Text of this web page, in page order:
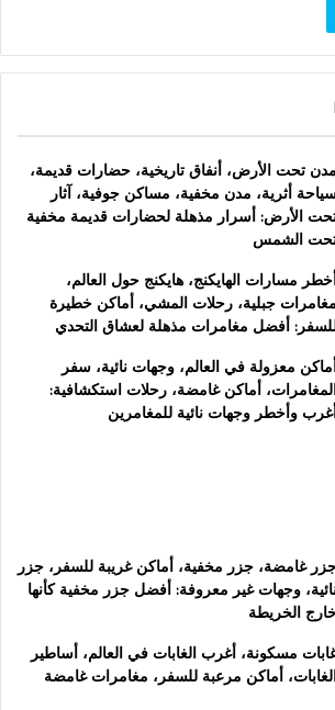
مدن تحت الأرض، أنفاق تاريخية، حضارات قديمة،
أثرية، مدن مخفية، مساكن جوفية، آثار
الأرض: أسرار مذهلة لحضارات قديمة مخفية
الشمس
مسارات الهايكنج، هايكنج حول العالم،
مغامرات جبلية، رحلات المشي، أماكن خطيرة
أفضل مغامرات مذهلة لعشاق التحدي
معزولة في العالم، وجهات نائية، سفر
أماكن غامضة، رحلات استكشافية:
وأخطر وجهات نائية للمغامرين
غامضة، جزر مخفية، أماكن غريبة للسفر، جزر
وجهات غير معروفة: أفضل جزر مخفية كأنها
الخريطة
مسكونة، أغرب الغابات في العالم، أساطير
أماكن مرعبة للسفر، مغامرات غامضة